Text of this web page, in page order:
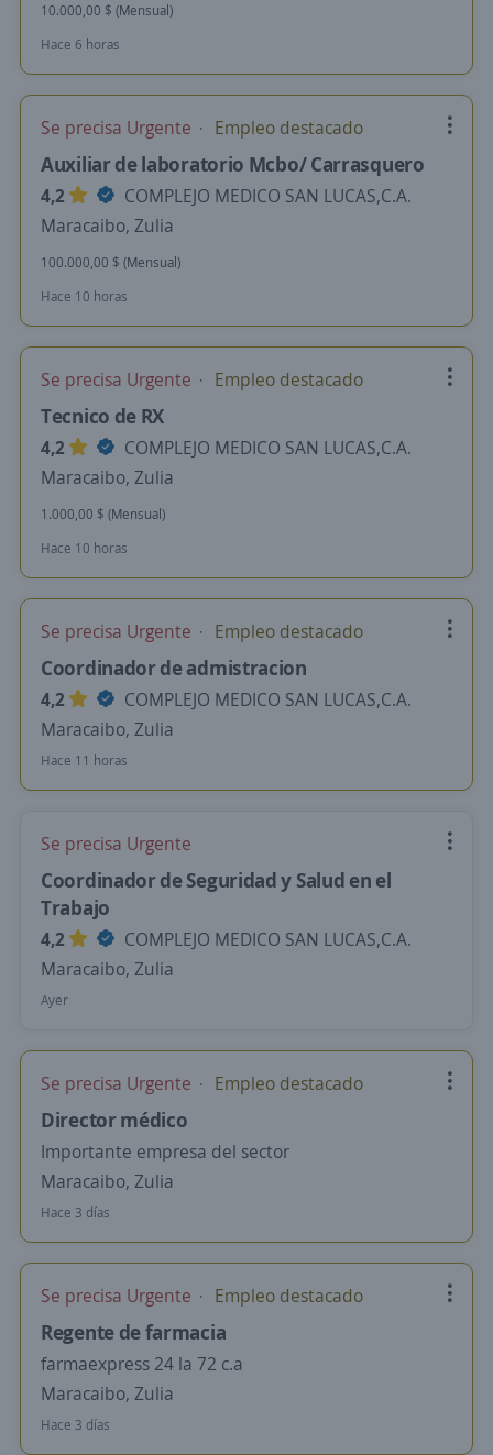
10.000,00 $ (Mensual)
Hace 6 horas
Se precisa Urgente Empleo destacado
Auxiliar de laboratorio Mcbo/ Carrasquero
4,2
COMPLEJO MEDICO SAN LUCAS,C.A.
Maracaibo, Zulia
100.000,00 $ (Mensual)
Hace 10 horas
Se precisa Urgente Empleo destacado
Tecnico de RX
4,2
COMPLEJO MEDICO SAN LUCAS,C.A.
Maracaibo, Zulia
1.000,00 $ (Mensual)
Hace 10 horas
Se precisa Urgente Empleo destacado
Coordinador de admistracion
4,2
COMPLEJO MEDICO SAN LUCAS,C.A.
Maracaibo, Zulia
Hace 11 horas
Se precisa Urgente
Coordinador de Seguridad y Salud en el
Trabajo
4,2
COMPLEJO MEDICO SAN LUCAS,C.A.
Maracaibo, Zulia
Ayer
Se precisa Urgente Empleo destacado
Director médico
Importante empresa del sector
Maracaibo, Zulia
Hace 3 días
Se precisa Urgente Empleo destacado
Regente de farmacia
farmaexpress 24 la 72 c.a
Maracaibo, Zulia
Hace 3 días